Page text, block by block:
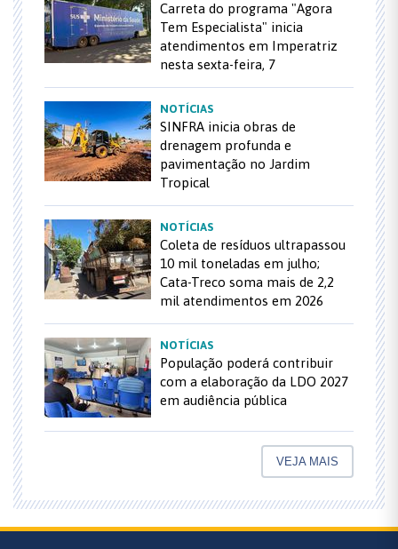
Carreta do programa "Agora
Tem Especialista" inicia
atendimentos em Imperatriz
nesta sexta-feira, 7
NOTÍCIAS
SINFRA inicia obras de
drenagem profunda e
pavimentação no Jardim
Tropical
NOTÍCIAS
Coleta de resíduos ultrapassou
10 mil toneladas em julho;
Cata-Treco soma mais de 2,2
mil atendimentos em 2026
NOTÍCIAS
População poderá contribuir
com a elaboração da LDO 2027
em audiência pública
VEJA MAIS